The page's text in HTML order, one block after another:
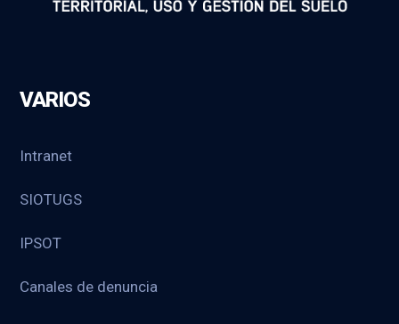
VARIOS
Intranet
SIOTUGS
IPSOT
Canales de denuncia